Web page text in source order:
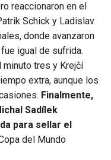
reaccionaron en el
Schick y Ladislav
donde avanzaron
igual de sufrida.
minuto tres y Krejčí
extra, aunque los
Finalmente,
Sadílek
para sellar el
del Mundo